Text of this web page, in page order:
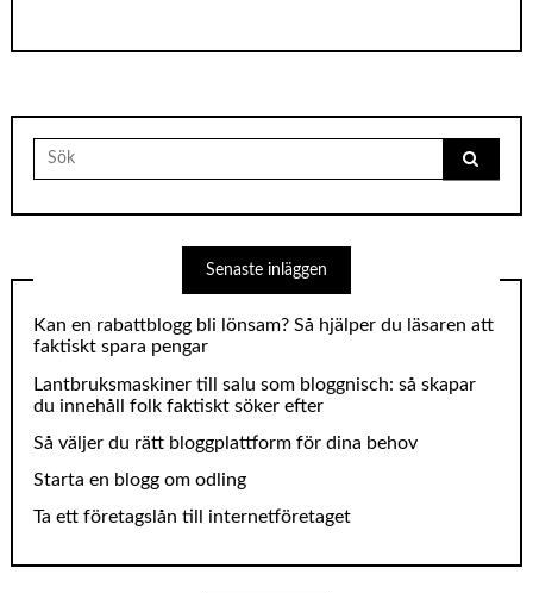
Search
for:
Senaste inläggen
Kan en rabattblogg bli lönsam? Så hjälper du läsaren att
faktiskt spara pengar
Lantbruksmaskiner till salu som bloggnisch: så skapar
du innehåll folk faktiskt söker efter
Så väljer du rätt bloggplattform för dina behov
Starta en blogg om odling
Ta ett företagslån till internetföretaget